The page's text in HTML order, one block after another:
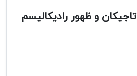
و ظهور رادیکالیسم